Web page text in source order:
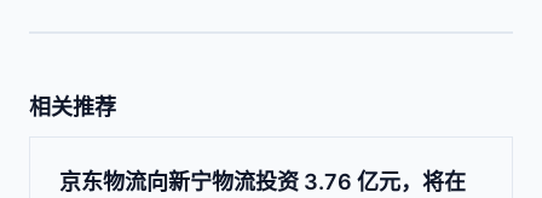
相关推荐
京东物流向新宁物流投资 3.76 亿元，将在